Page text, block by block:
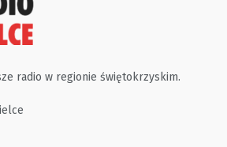
radio w regionie świętokrzyskim.